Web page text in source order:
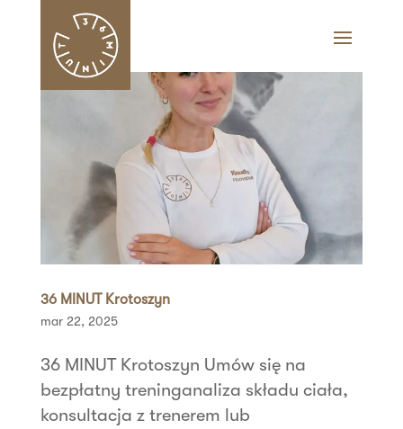
36 MINUT Krotoszyn
mar 22, 2025
36 MINUT Krotoszyn Umów się na
bezpłatny treninganaliza składu ciała,
konsultacja z trenerem lub